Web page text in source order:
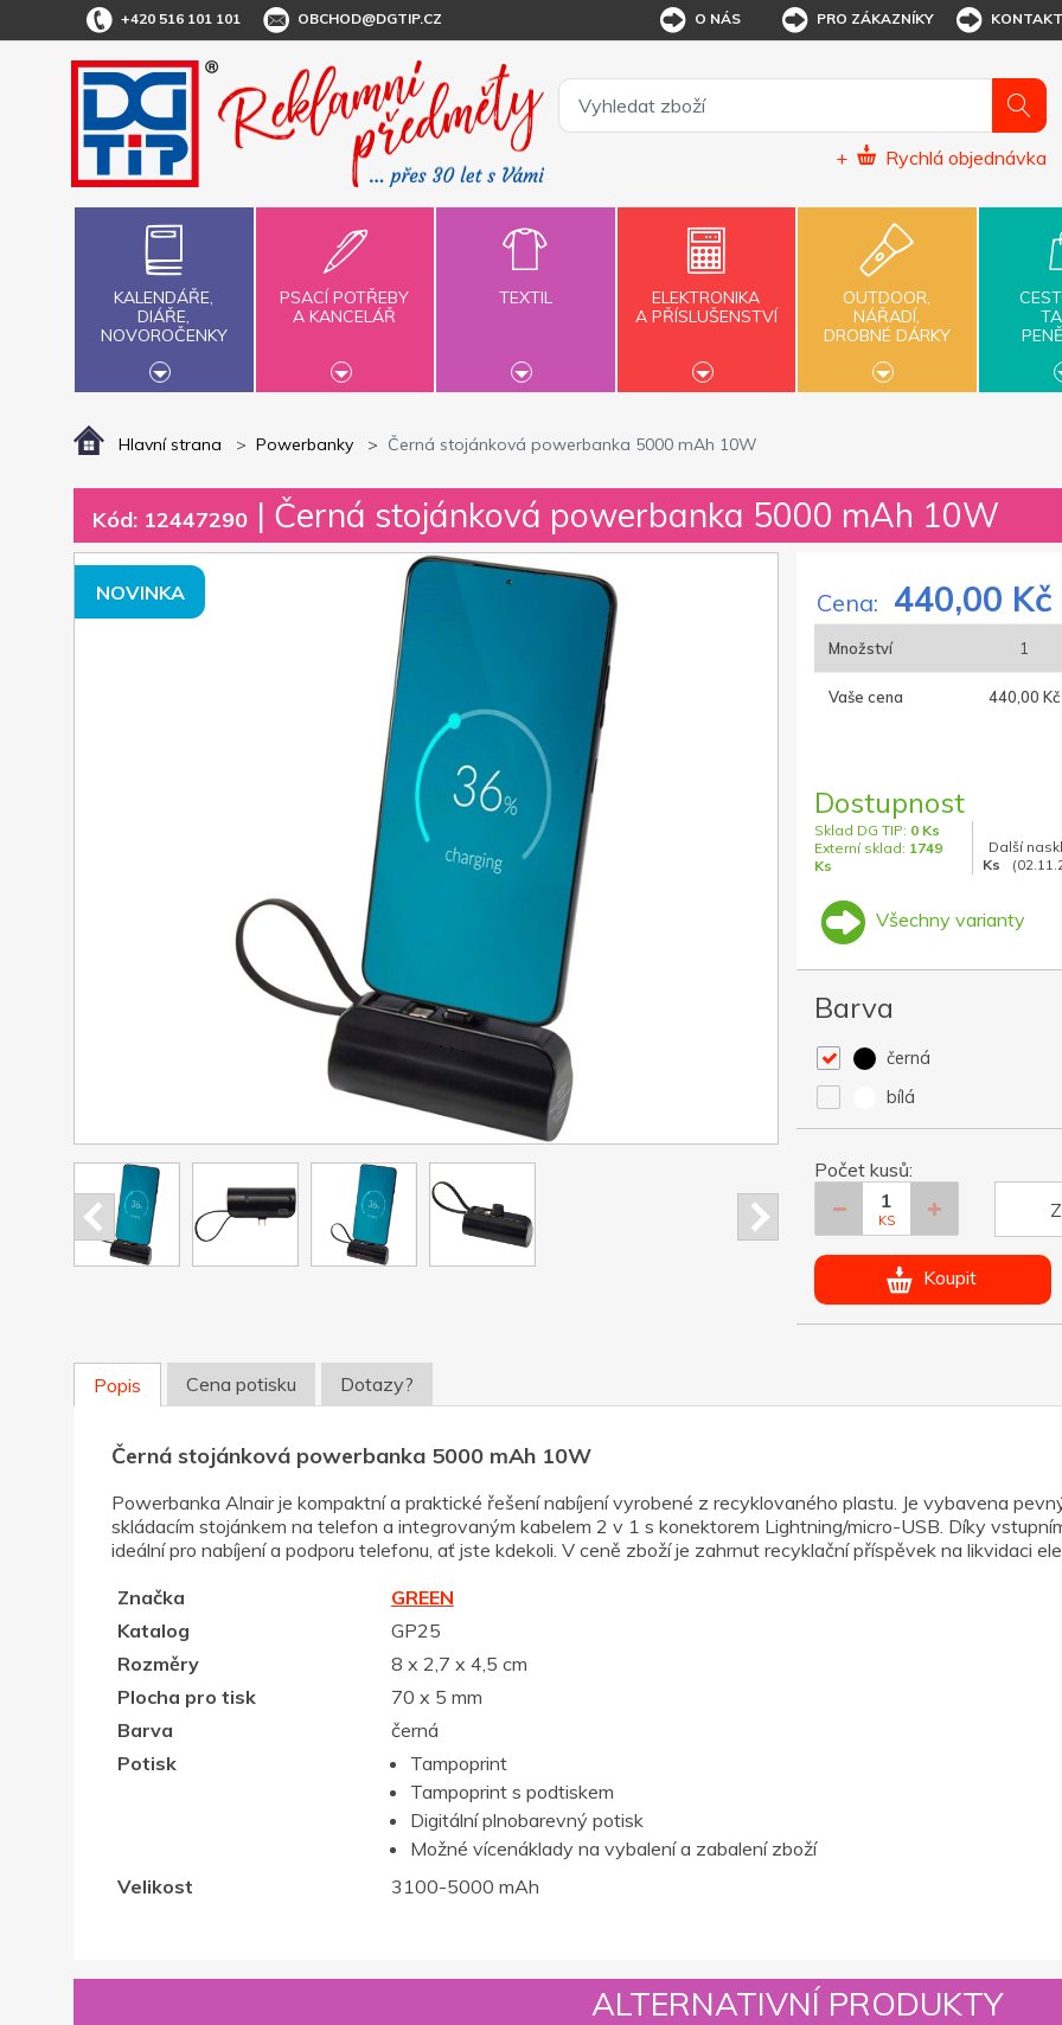
+420 516 101 101 OBCHOD@DGTIP.CZ O NÁS PRO ZÁKAZNÍKY
+ Rychlá objednávka
KALENDÁŘE,
DIÁŘE,
NOVOROČENKY
PSACÍ POTŘEBY
A KANCELÁŘ
TEXTIL
ELEKTRONIKA
A PŘÍSLUŠENSTVÍ
OUTDOOR,
NÁŘADÍ,
DROBNÉ DÁRKY
Hlavní strana Powerbanky Černá stojánková powerbanka 5000 mAh 10W
Kód: 12447290 | Černá stojánková powerbanka 5000 mAh 10W
NOVINKA Cena: 440,00 Kč
Množství 1
Vaše cena 440,00 Kč
Dostupnost
Sklad DG TIP: 0 Ks
Externí sklad: 1749
Ks
Další
Ks
Všechny varianty
Barva
černá
bílá
Počet kusů:
KS
Koupit
Popis Cena potisku Dotazy?
Černá stojánková powerbanka 5000 mAh 10W
Powerbanka Alnair je kompaktní a praktické řešení nabíjení vyrobené z recyklovaného plastu. Je vybavena
skládacím stojánkem na telefon a integrovaným kabelem 2 v 1 s konektorem Lightning/micro-USB. Díky
ideální pro nabíjení a podporu telefonu, ať jste kdekoli. V ceně zboží je zahrnut recyklační příspěvek na likvidaci
Značka
GREEN
Katalog
GP25
Rozměry
8 x 2,7 x 4,5 cm
Plocha pro tisk
70 x 5 mm
Barva
černá
Potisk
Tampoprint
Tampoprint s podtiskem
Digitální plnobarevný potisk
Možné vícenáklady na vybalení a zabalení zboží
Velikost
3100-5000 mAh
ALTERNATIVNÍ PRODUKTY